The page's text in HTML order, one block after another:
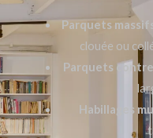
Parquets massifs
clouée ou
Parquets
Habillages